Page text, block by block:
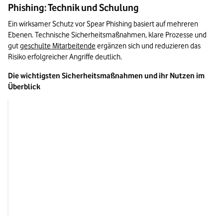
Phishing: Technik und Schulung
Ein wirksamer Schutz vor Spear Phishing basiert auf mehreren
Ebenen. Technische Sicherheitsmaßnahmen, klare Prozesse und
gut geschulte Mitarbeitende ergänzen sich und reduzieren das
Risiko erfolgreicher Angriffe deutlich.
Die wichtigsten Sicherheitsmaßnahmen und ihr Nutzen im
Überblick